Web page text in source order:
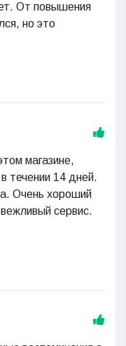
От повышения
но это
магазине,
течении 14 дней.
Очень хороший
сервис.